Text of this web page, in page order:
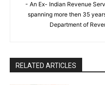
- An Ex- Indian Revenue
spanning more then 35
Department of
RELATED ARTICLES